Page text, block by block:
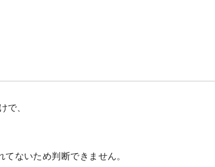
で、
ないため判断できません。